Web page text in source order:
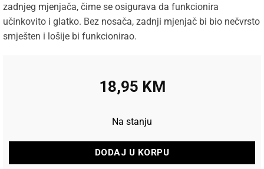
zadnjeg mjenjača, čime se osigurava da funkcionira
učinkovito i glatko. Bez nosača, zadnji mjenjač bi bio nečvrsto
smješten i lošije bi funkcionirao.
18,95 KM
Na stanju
DODAJ U KORPU